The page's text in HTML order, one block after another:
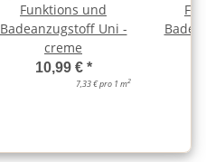
Funktions und
Badeanzugstoff Uni -
creme
10,99 € *
7,33 € pro 1 m2